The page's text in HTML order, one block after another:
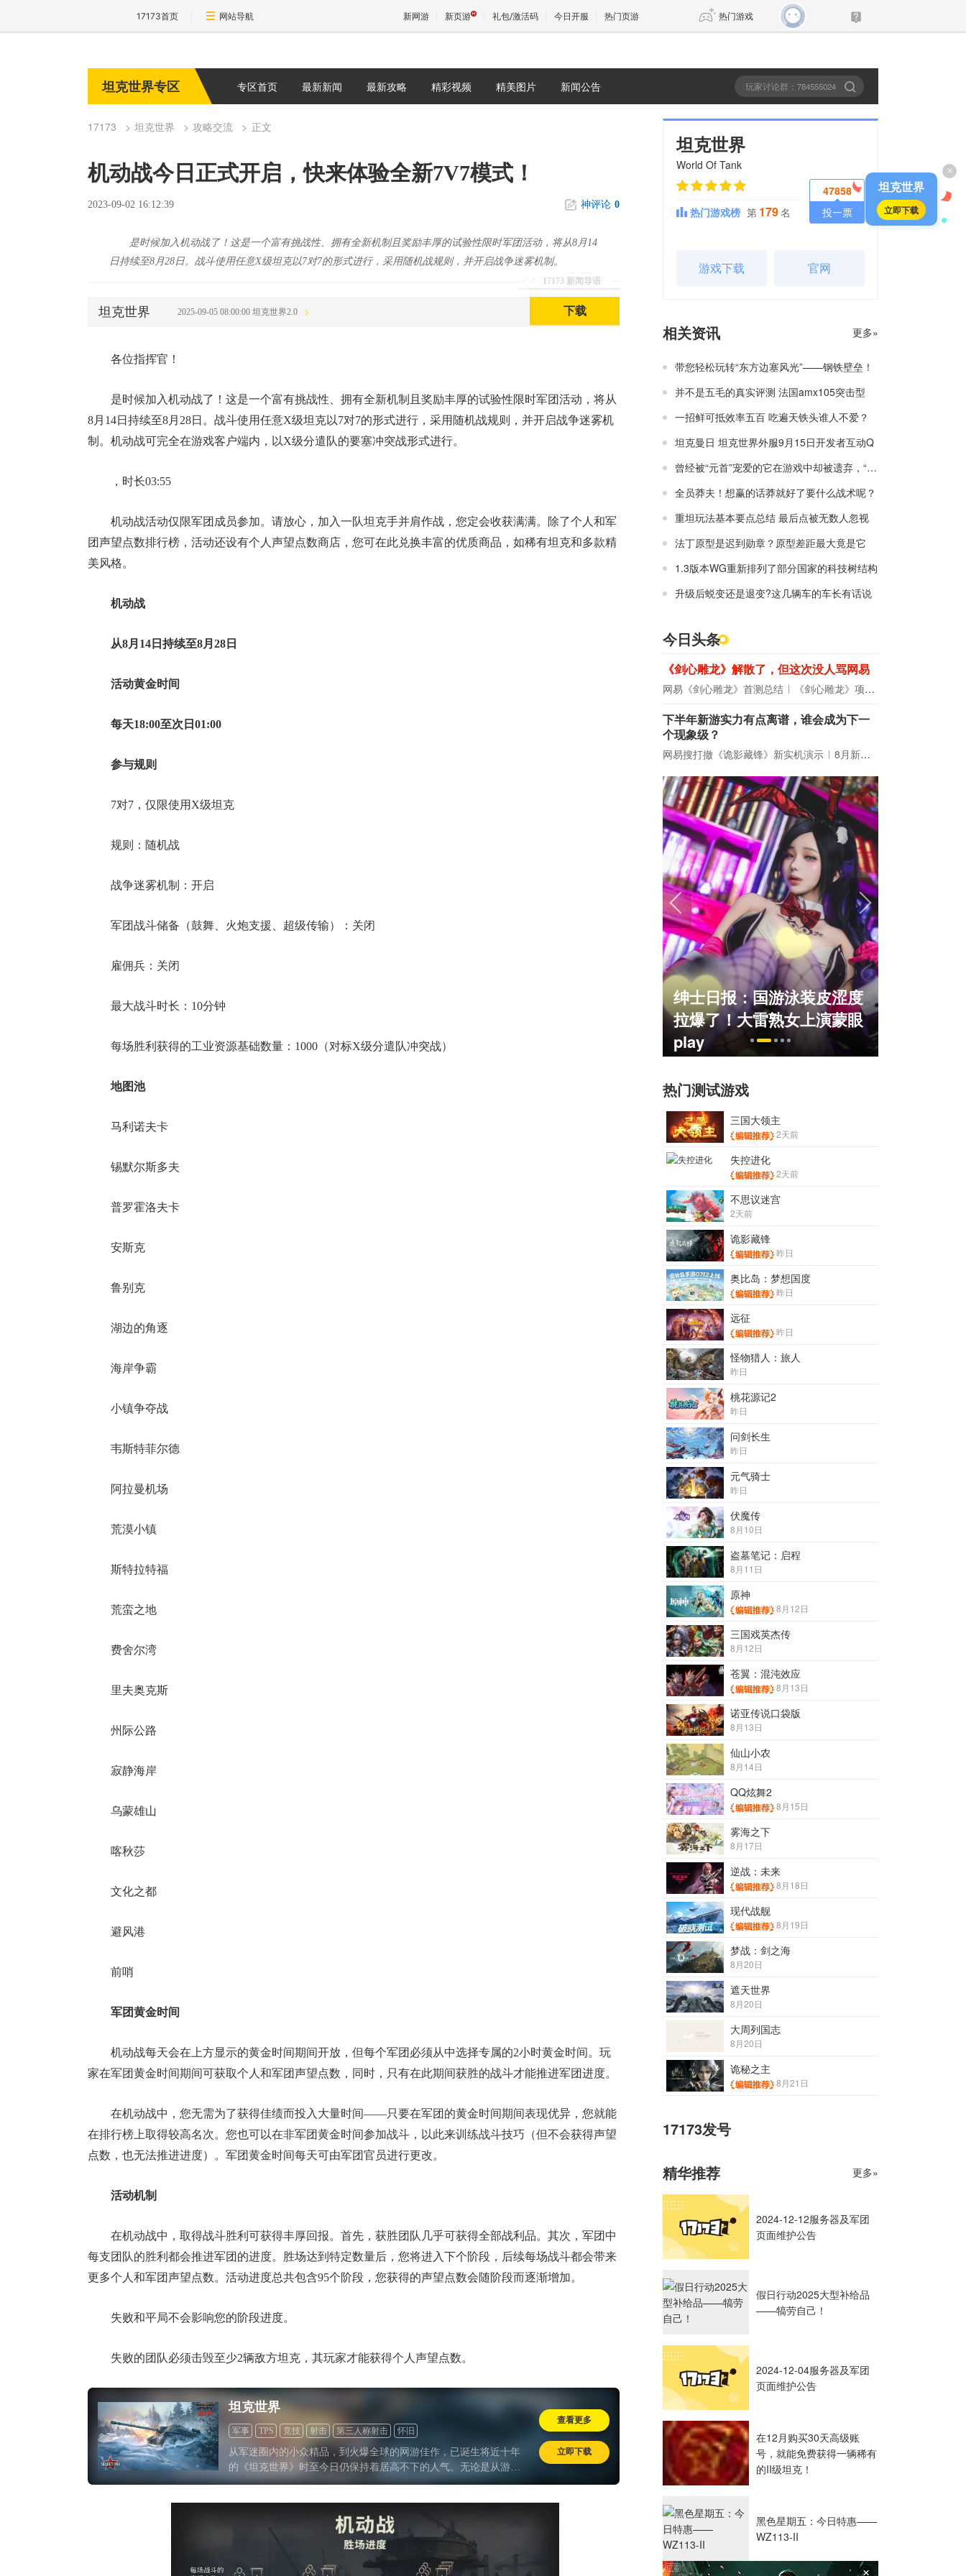
17173首页 网站导航 新网游 新页游 礼包/激活码 今日开服 热门页游 热门游戏
传奇4
坦克世界专区 专区首页 最新新闻 最新攻略 精彩视频 精美图片 新闻公告
17173 坦克世界 攻略交流 正文
机动战今日正式开启，快来体验全新7V7模式！
2023-09-02 16:12:39 神评论 0
17173 新闻导语
是时候加入机动战了！这是一个富有挑战性、拥有全新机制且奖励丰厚的试验性限时军团活动，将从8月14
日持续至8月28日。战斗使用任意X级坦克以7对7的形式进行，采用随机战规则，并开启战争迷雾机制。
坦克世界 2025-09-05 08:00:00 坦克世界2.0 下载
各位指挥官！
是时候加入机动战了！这是一个富有挑战性、拥有全新机制且奖励丰厚的试验性限时军团活动，将从
8月14日持续至8月28日。战斗使用任意X级坦克以7对7的形式进行，采用随机战规则，并开启战争迷雾机
制。机动战可完全在游戏客户端内，以X级分遣队的要塞冲突战形式进行。
，时长03:55
机动战活动仅限军团成员参加。请放心，加入一队坦克手并肩作战，您定会收获满满。除了个人和军
团声望点数排行榜，活动还设有个人声望点数商店，您可在此兑换丰富的优质商品，如稀有坦克和多款精
美风格。
机动战
从8月14日持续至8月28日
活动黄金时间
每天18:00至次日01:00
参与规则
7对7，仅限使用X级坦克
规则：随机战
战争迷雾机制：开启
军团战斗储备（鼓舞、火炮支援、超级传输）：关闭
雇佣兵：关闭
最大战斗时长：10分钟
每场胜利获得的工业资源基础数量：1000（对标X级分遣队冲突战）
地图池
马利诺夫卡
锡默尔斯多夫
普罗霍洛夫卡
安斯克
鲁别克
湖边的角逐
海岸争霸
小镇争夺战
韦斯特菲尔德
阿拉曼机场
荒漠小镇
斯特拉特福
荒蛮之地
费舍尔湾
里夫奥克斯
州际公路
寂静海岸
乌蒙雄山
喀秋莎
文化之都
避风港
前哨
军团黄金时间
机动战每天会在上方显示的黄金时间期间开放，但每个军团必须从中选择专属的2小时黄金时间。玩
家在军团黄金时间期间可获取个人和军团声望点数，同时，只有在此期间获胜的战斗才能推进军团进度。
在机动战中，您无需为了获得佳绩而投入大量时间——只要在军团的黄金时间期间表现优异，您就能
在排行榜上取得较高名次。您也可以在非军团黄金时间参加战斗，以此来训练战斗技巧（但不会获得声望
点数，也无法推进进度）。军团黄金时间每天可由军团官员进行更改。
活动机制
在机动战中，取得战斗胜利可获得丰厚回报。首先，获胜团队几乎可获得全部战利品。其次，军团中
每支团队的胜利都会推进军团的进度。胜场达到特定数量后，您将进入下个阶段，后续每场战斗都会带来
更多个人和军团声望点数。活动进度总共包含95个阶段，您获得的声望点数会随阶段而逐渐增加。
失败和平局不会影响您的阶段进度。
失败的团队必须击毁至少2辆敌方坦克，其玩家才能获得个人声望点数。
坦克世界
军事 TPS 竞技 射击 第三人称射击 怀旧
从军迷圈内的小众精品，到火爆全球的网游佳作，已诞生将近十年
的《坦克世界》时至今日仍保持着居高不下的人气。无论是从游戏
质量还是官方的态度来看，现如今的《坦克世界》都配得上“历久弥
查看更多
立即下载
坦克世界
World Of Tank
47858
投一票
热门游戏榜 第 179名
游戏下载 官网
相关资讯 更多»
带您轻松玩转“东方边塞风光”——钢铁壁垒！
并不是五毛的真实评测 法国amx105突击型
一招鲜可抵效率五百 吃遍天铁头谁人不爱？
坦克曼日 坦克世界外服9月15日开发者互动Q
曾经被“元首”宠爱的它在游戏中却被遗弃，“废铁南”or“南哥”？！
全员莽夫！想赢的话莽就好了要什么战术呢？
重坦玩法基本要点总结 最后点被无数人忽视
法丁原型是迟到勋章？原型差距最大竟是它
1.3版本WG重新排列了部分国家的科技树结构
升级后蜕变还是退变?这几辆车的车长有话说
今日头条
《剑心雕龙》解散了，但这次没人骂网易
网易《剑心雕龙》首测总结 《剑心雕龙》项目宣布解散
下半年新游实力有点离谱，谁会成为下一
个现象级？
网易搜打撤《诡影藏锋》新实机演示 8月新游前瞻：《诡秘之主》领衔
绅士日报：国游泳装皮涩度
拉爆了！大雷熟女上演蒙眼
play
热门测试游戏
三国大领主
2天前
失控进化
2天前
不思议迷宫
2天前
诡影藏锋
昨日
奥比岛：梦想国度
昨日
远征
昨日
怪物猎人：旅人
昨日
桃花源记2
昨日
问剑长生
昨日
元气骑士
昨日
伏魔传
8月10日
盗墓笔记：启程
8月11日
原神
8月12日
三国戏英杰传
8月12日
苍翼：混沌效应
8月13日
诺亚传说口袋版
8月13日
仙山小农
8月14日
QQ炫舞2
8月15日
雾海之下
8月17日
逆战：未来
8月18日
现代战舰
8月19日
梦战：剑之海
8月20日
遮天世界
8月20日
大周列国志
8月20日
诡秘之主
8月21日
17173发号
精华推荐 更多»
2024-12-12服务器及军团
页面维护公告
假日行动2025大型补给品
——犒劳自己！
2024-12-04服务器及军团
页面维护公告
在12月购买30天高级账
号，就能免费获得一辆稀有
的II级坦克！
黑色星期五：今日特惠——
WZ113-II
×
坦克世界
立即下载